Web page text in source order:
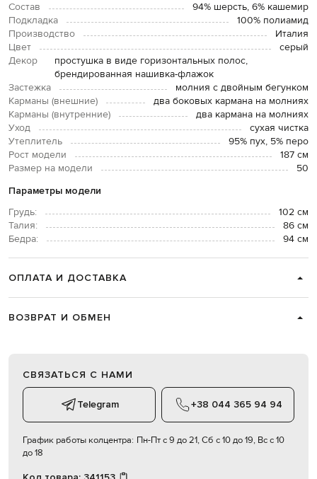
Состав
94% шерсть, 6% кашемир
Подкладка
100% полиамид
Производство
Италия
Цвет
серый
Декор
простушка в виде горизонтальных полос,
брендированная нашивка-флажок
Застежка
молния с двойным бегунком
Карманы (внешние)
два боковых кармана на молниях
Карманы (внутренние)
два кармана на молниях
Уход
сухая чистка
Утеплитель
95% пух, 5% перо
Рост модели
187 см
Размер на модели
50
Параметры модели
Грудь:
102 см
Талия:
86 см
Бедра:
94 см
ОПЛАТА И ДОСТАВКА
ВОЗВРАТ И ОБМЕН
СВЯЗАТЬСЯ С НАМИ
Telegram +38 044 365 94 94
График работы колцентра: Пн-Пт с 9 до 21, Сб с 10 до 19, Вс с 10
до 18